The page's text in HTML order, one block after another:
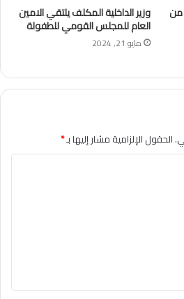
من وزير الداخلية المكلف يلتقي الامين
العام للمجلس القومي للطفولة
مايو 21, 2024
الحقول الإلزامية مشار إليها بـ*